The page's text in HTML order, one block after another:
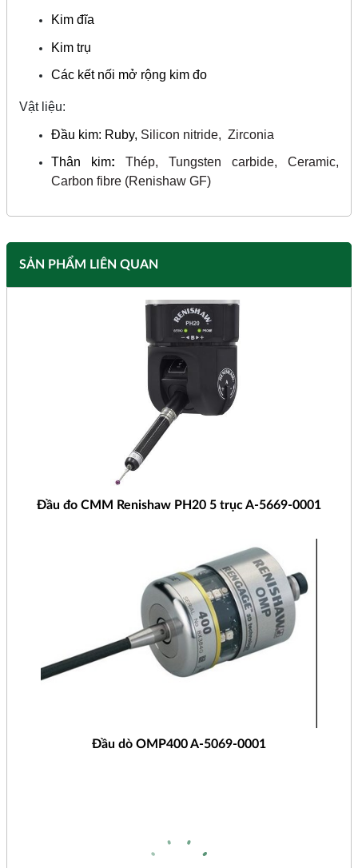
Kim đĩa
Kim trụ
Các kết nối mở rộng kim đo
Vật liệu:
Đầu kim: Ruby, Silicon nitride, Zirconia
Thân kim: Thép, Tungsten carbide, Ceramic,
Carbon fibre (Renishaw GF)
SẢN PHẨM LIÊN QUAN
Đầu đo CMM Renishaw PH20 5 trục A-5669-0001
Đầu dò OMP400 A-5069-0001